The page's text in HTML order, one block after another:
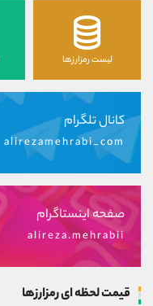
لیست رمزارزها
کانال تلگرام
alirezamehrabi_com
صفحه اینستاگرام
alireza.mehrabii
قیمت لحظه ای رمزارزها